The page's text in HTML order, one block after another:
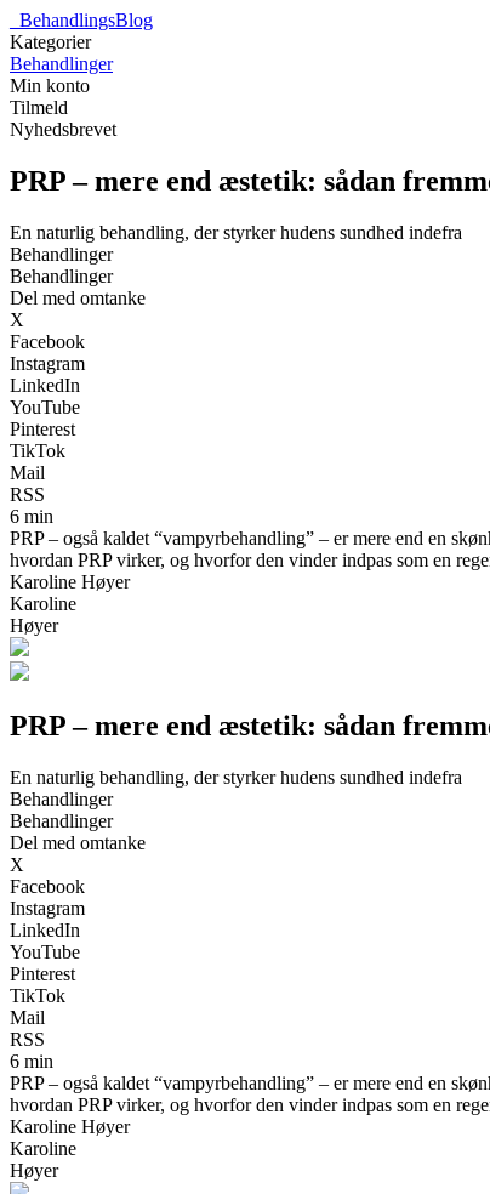
BehandlingsBlog
Kategorier
Behandlinger
Min konto
Tilmeld
Nyhedsbrevet
PRP – mere end æstetik: sådan
En naturlig behandling, der styrker hudens sundhed indefra
Behandlinger
Behandlinger
Del med omtanke
X
Facebook
Instagram
LinkedIn
YouTube
Pinterest
TikTok
Mail
RSS
6 min
PRP – også kaldet “vampyrbehandling” – er mere end en
hvordan PRP virker, og hvorfor den vinder indpas som en
Karoline Høyer
Karoline
Høyer
PRP – mere end æstetik: sådan
En naturlig behandling, der styrker hudens sundhed indefra
Behandlinger
Behandlinger
Del med omtanke
X
Facebook
Instagram
LinkedIn
YouTube
Pinterest
TikTok
Mail
RSS
6 min
PRP – også kaldet “vampyrbehandling” – er mere end en
hvordan PRP virker, og hvorfor den vinder indpas som en
Karoline Høyer
Karoline
Høyer